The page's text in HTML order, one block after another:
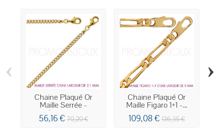
Chaine Plaqué Or
Maille Serrée -
Largeur...
56,16 €70,20 €
Chaine Plaqué Or
Maille Figaro 1+1 -...
109,08 €136,35 €
‹ ›